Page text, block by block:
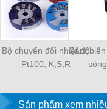
Bộ chuyển đổi nhiệt độ
Pt100, K,S,R
Cảm
Sản phẩm xem